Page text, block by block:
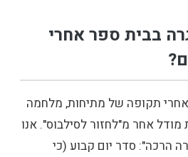
בבית ספר אחרי
תקופה של מתיחות, מלחמה
אחר מ"לחזור לסילבוס". אנו
הרכה": סדר יום קבוע (כי